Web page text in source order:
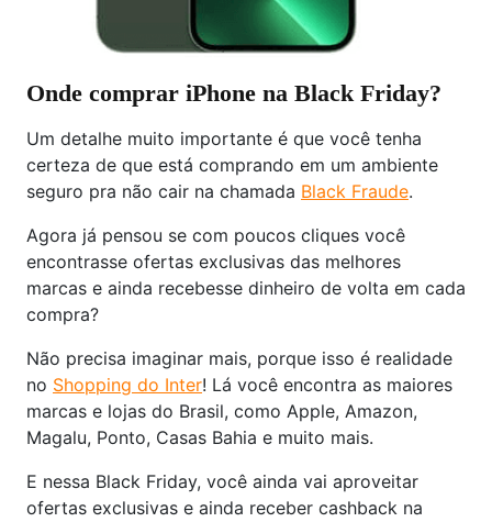
Onde comprar iPhone na Black Friday?
Um detalhe muito importante é que você tenha
certeza de que está comprando em um ambiente
seguro pra não cair na chamada Black Fraude.
Agora já pensou se com poucos cliques você
encontrasse ofertas exclusivas das melhores
marcas e ainda recebesse dinheiro de volta em cada
compra?
Não precisa imaginar mais, porque isso é realidade
no Shopping do Inter! Lá você encontra as maiores
marcas e lojas do Brasil, como Apple, Amazon,
Magalu, Ponto, Casas Bahia e muito mais.
E nessa Black Friday, você ainda vai aproveitar
ofertas exclusivas e ainda receber cashback na